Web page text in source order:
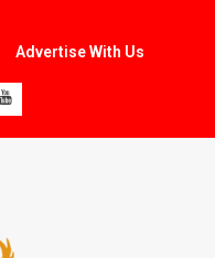
Advertise With Us